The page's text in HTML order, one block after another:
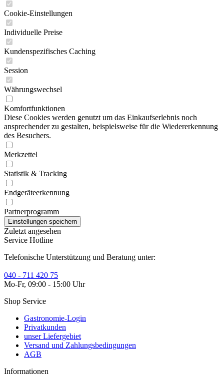
Cookie-Einstellungen
Individuelle Preise
Kundenspezifisches Caching
Session
Währungswechsel
Komfortfunktionen
Diese Cookies werden genutzt um das Einkaufserlebnis noch
ansprechender zu gestalten, beispielsweise für die Wiedererkennung
des Besuchers.
Merkzettel
Statistik & Tracking
Endgeräteerkennung
Partnerprogramm
Zuletzt angesehen
Service Hotline
Telefonische Unterstützung und Beratung unter:
040 - 711 420 75
Mo-Fr, 09:00 - 15:00 Uhr
Shop Service
Gastronomie-Login
Privatkunden
unser Liefergebiet
Versand und Zahlungsbedingungen
AGB
Informationen